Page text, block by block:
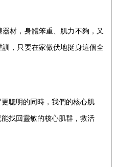
材，身體笨重、肌力不夠，又
，只要在家做伏地挺身這個全
聰明的同時，我們的核心肌
找回靈敏的核心肌群，救活